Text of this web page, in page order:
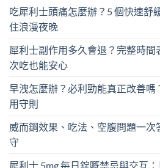
吃犀利士頭痛怎麼辦？5 個快速舒
住浪漫夜晚
犀利士副作用多久會退？完整時間
次吃也能安心
早洩怎麼辦？必利勁能真正改善
用守則
威而鋼效果、吃法、空腹問題一
守
犀利士 5mg 每日錠嘅禁忌與交互